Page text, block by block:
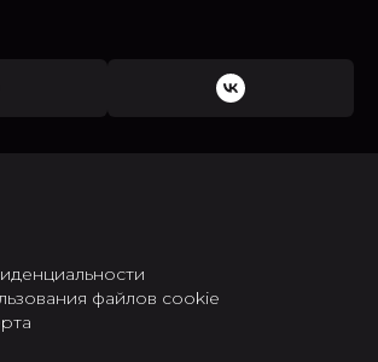
файлов cookie